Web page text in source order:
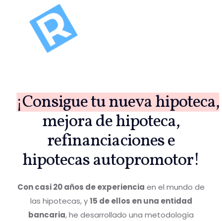
¡Consigue tu nueva hipoteca,
mejora de hipoteca,
refinanciaciones e
hipotecas autopromotor!
Con casi 20 años de experiencia en el mundo de
las hipotecas, y15 de ellos en una entidad
bancaria, he desarrollado una metodología